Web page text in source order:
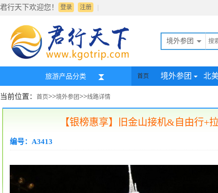
君行天下欢迎您！ 登录 |
注册
境外参团
旅游产品分类 首页 境外参团 北
当前位置： 首页>>境外参团>>线路详情
【银榜惠享】旧金山接机&自由行+
编号：A3413